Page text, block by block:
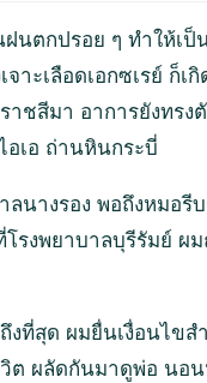
นตกปรอย ๆ ทำให้เป็
ะเลือดเอกซเรย์ ก็เ
าชสีมา อาการยังทรง
เอ ถ่านหินกระบี่
นางรอง พอถึงหมอรี
รงพยาบาลบุรีรัมย์ ผ
งที่สุด ผมยื่นเงื่อนไข
ต ผลัดกันมาดูพ่อ นอน